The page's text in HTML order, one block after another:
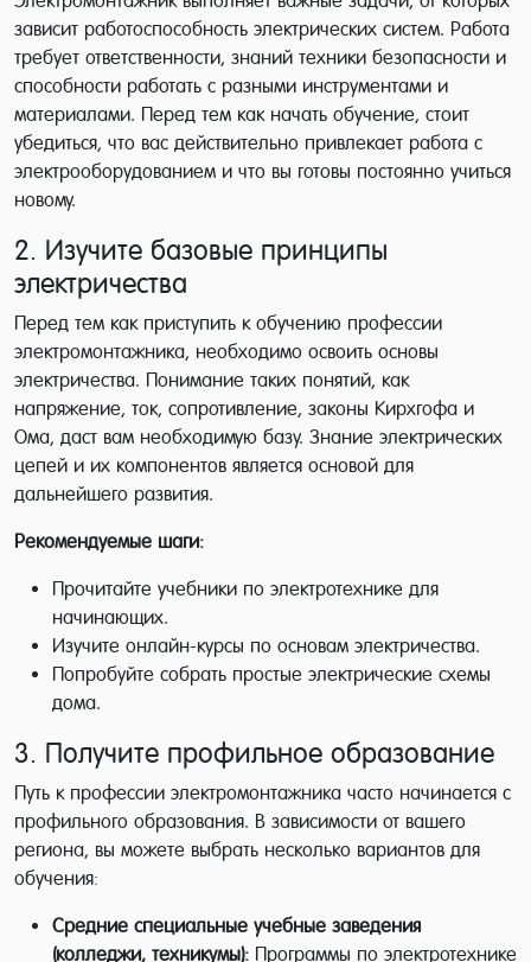
зависит работоспособность электрических систем. Работа
требует ответственности, знаний техники безопасности и
способности работать с разными инструментами и
материалами. Перед тем как начать обучение, стоит
убедиться, что вас действительно привлекает работа с
электрооборудованием и что вы готовы постоянно учиться
новому.
2. Изучите базовые принципы
электричества
Перед тем как приступить к обучению профессии
электромонтажника, необходимо освоить основы
электричества. Понимание таких понятий, как
напряжение, ток, сопротивление, законы Кирхгофа и
Ома, даст вам необходимую базу. Знание электрических
цепей и их компонентов является основой для
дальнейшего развития.
Рекомендуемые шаги:
Прочитайте учебники по электротехнике для
начинающих.
Изучите онлайн-курсы по основам электричества.
Попробуйте собрать простые электрические схемы
дома.
3. Получите профильное образование
Путь к профессии электромонтажника часто начинается с
профильного образования. В зависимости от вашего
региона, вы можете выбрать несколько вариантов для
обучения:
Средние специальные учебные заведения
(колледжи, техникумы): Программы по электротехнике